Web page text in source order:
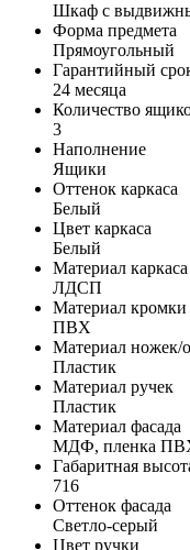
Шкаф с
Форма предмета
Прямоугольный
Гарантийный
24 месяца
Количество
3
Наполнение
Ящики
Оттенок каркаса
Белый
Цвет каркаса
Белый
Материал каркаса
ЛДСП
Материал кромки
ПВХ
Материал ножек/
Пластик
Материал ручек
Пластик
Материал фасада
МДФ, пленка
Габаритная
716
Оттенок фасада
Светло-серый
Цвет ручки